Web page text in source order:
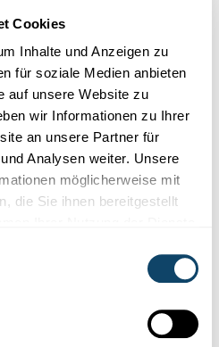
Cookies
Inhalte und Anzeigen zu
für soziale Medien anbieten
auf unsere Website zu
wir Informationen zu Ihrer
an unsere Partner für
Analysen weiter. Unsere
möglicherweise mit
die Sie ihnen bereitgestellt
die Rolle der Wissenschaft in